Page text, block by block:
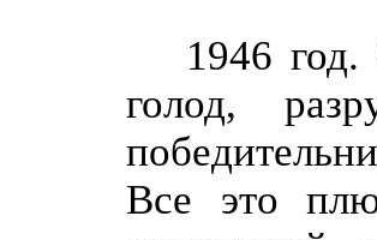
1946
голод,
Все это